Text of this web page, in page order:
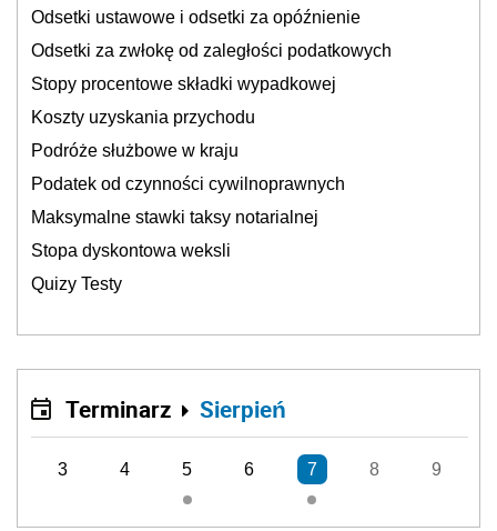
Odsetki ustawowe i odsetki za opóźnienie
Odsetki za zwłokę od zaległości podatkowych
Stopy procentowe składki wypadkowej
Koszty uzyskania przychodu
Podróże służbowe w kraju
Podatek od czynności cywilnoprawnych
Maksymalne stawki taksy notarialnej
Stopa dyskontowa weksli
Quizy Testy
Terminarz Sierpień
3 4 5 6 7 8 9